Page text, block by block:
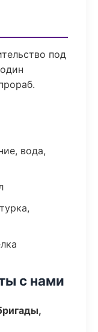
под
вода,
с нами